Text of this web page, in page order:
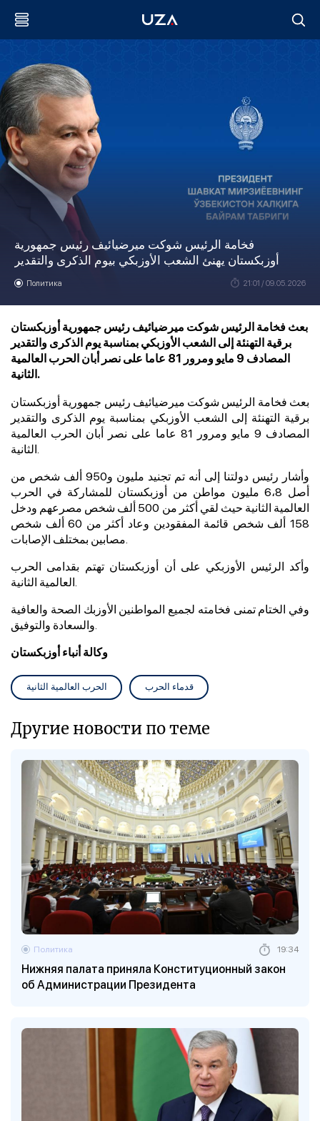
فخامة الرئيس شوكت ميرضيائيف رئيس جمهورية
أوزبكستان يهنئ الشعب الأوزبكي بيوم الذكرى والتقدير
Политика 21:01 / 09.05.2026
بعث فخامة الرئيس شوكت ميرضيائيف رئيس جمهورية أوزبكستان
برقية التهنئة إلى الشعب الأوزبكي بمناسبة يوم الذكرى والتقدير
المصادف 9 مايو ومرور 81 عاما على نصر أبان الحرب العالمية
الثانية.
بعث فخامة الرئيس شوكت ميرضيائيف رئيس جمهورية أوزبكستان
برقية التهنئة إلى الشعب الأوزبكي بمناسبة يوم الذكرى والتقدير
المصادف 9 مايو ومرور 81 عاما على نصر أبان الحرب العالمية
الثانية.
وأشار رئيس دولتنا إلى أنه تم تجنيد مليون و950 ألف شخص من
أصل 6،8 مليون مواطن من أوزبكستان للمشاركة في الحرب
العالمية الثانية حيث لقي أكثر من 500 ألف شخص مصرعهم ودخل
158 ألف شخص قائمة المفقودين وعاد أكثر من 60 ألف شخص
مصابين بمختلف الإصابات.
وأكد الرئيس الأوزبكي على أن أوزبكستان تهتم بقدامى الحرب
العالمية الثانية.
وفي الختام تمنى فخامته لجميع المواطنين الأوزبك الصحة والعافية
والسعادة والتوفيق.
وكالة أنباء أوزبكستان
الحرب العالمية الثانية قدماء الحرب
Другие новости по теме
Нижняя палата приняла Конституционный закон
об Администрации Президента
Политика 19:34